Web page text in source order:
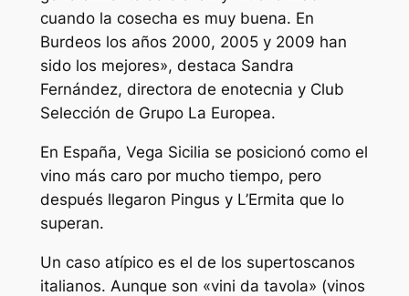
cuando la cosecha es muy buena. En
Burdeos los años 2000, 2005 y 2009 han
sido los mejores», destaca Sandra
Fernández, directora de enotecnia y Club
Selección de Grupo La Europea.
En España, Vega Sicilia se posicionó como el
vino más caro por mucho tiempo, pero
después llegaron Pingus y L’Ermita que lo
superan.
Un caso atípico es el de los supertoscanos
italianos. Aunque son «vini da tavola» (vinos